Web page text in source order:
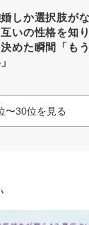
婚しか選択肢が
いの性格を知
めた瞬間「も
〜30位を見る